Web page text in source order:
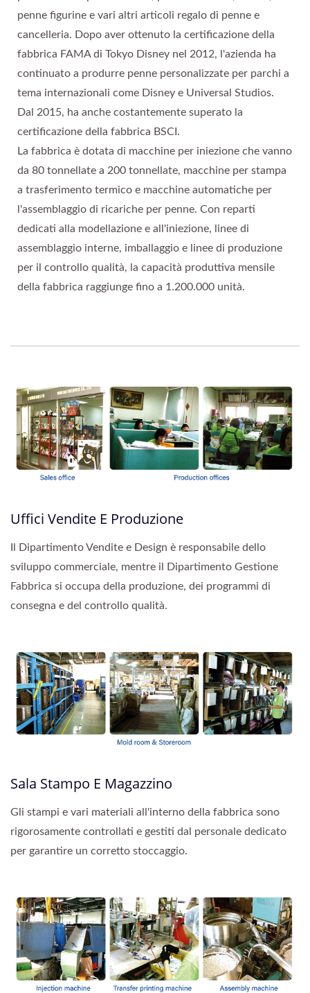
penne figurine e vari altri articoli regalo di penne e
cancelleria. Dopo aver ottenuto la certificazione della
fabbrica FAMA di Tokyo Disney nel 2012, l'azienda ha
continuato a produrre penne personalizzate per parchi a
tema internazionali come Disney e Universal Studios.
Dal 2015, ha anche costantemente superato la
certificazione della fabbrica BSCI.
La fabbrica è dotata di macchine per iniezione che vanno
da 80 tonnellate a 200 tonnellate, macchine per stampa
a trasferimento termico e macchine automatiche per
l'assemblaggio di ricariche per penne. Con reparti
dedicati alla modellazione e all'iniezione, linee di
assemblaggio interne, imballaggio e linee di produzione
per il controllo qualità, la capacità produttiva mensile
della fabbrica raggiunge fino a 1.200.000 unità.
Uffici Vendite E Produzione
Il Dipartimento Vendite e Design è responsabile dello
sviluppo commerciale, mentre il Dipartimento Gestione
Fabbrica si occupa della produzione, dei programmi di
consegna e del controllo qualità.
Sala Stampo E Magazzino
Gli stampi e vari materiali all'interno della fabbrica sono
rigorosamente controllati e gestiti dal personale dedicato
per garantire un corretto stoccaggio.